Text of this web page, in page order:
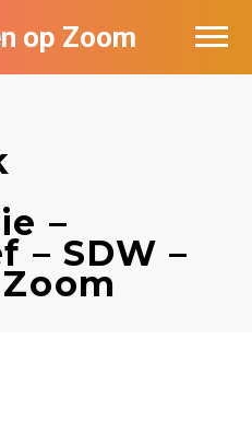
op Zoom
–
– SDW –